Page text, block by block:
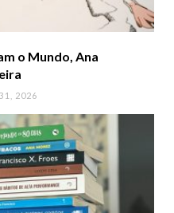
o Mundo, Ana
2026